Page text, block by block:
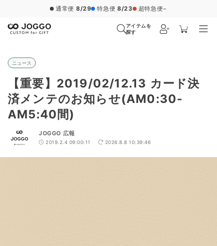
通常便 8/29 特急便 8/23 超特急便−
アイテムを
探す
ニュース
【重要】2019/02/12.13 カード決
済メンテのお知らせ(AM0:30-
AM5:40間)
JOGGO 広報
2019.2.4 09:00:11 2026.8.8 10:39:46